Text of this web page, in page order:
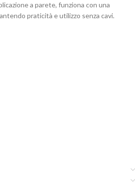
a parete, funziona con una
praticità e utilizzo senza cavi.